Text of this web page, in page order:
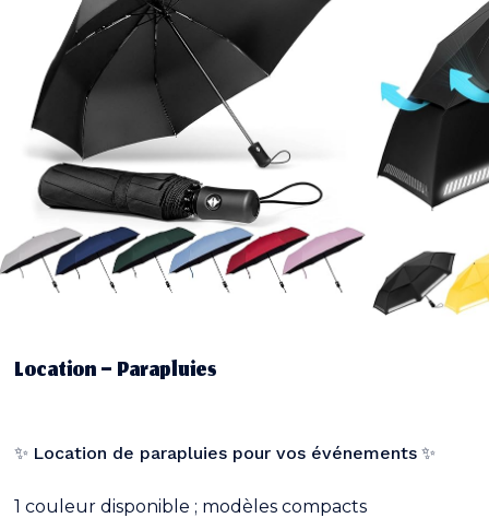
Location – Parapluies
✨ Location de parapluies pour vos événements ✨
1 couleur disponible ; modèles compacts